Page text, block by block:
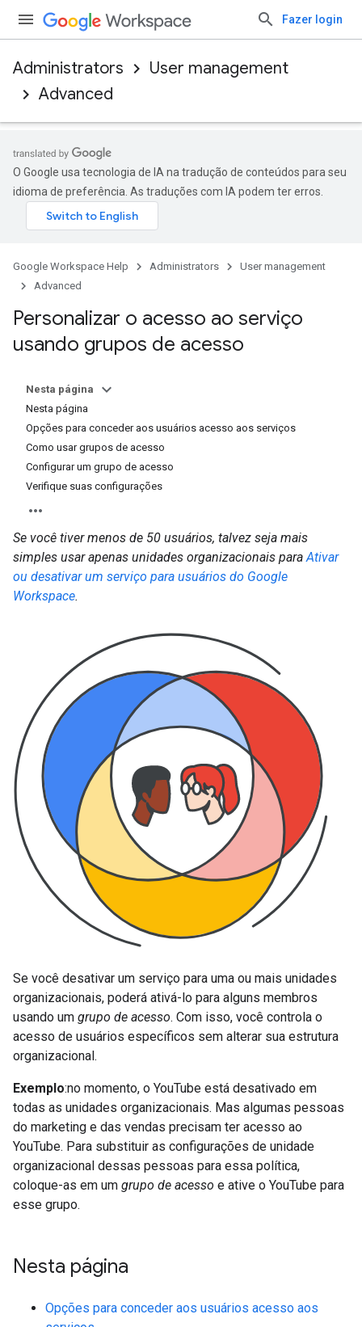
Fazer login
Administrators
User management
Advanced
O Google usa tecnologia de IA na tradução de conteúdos para seu
idioma de preferência. As traduções com IA podem ter erros.
Google Workspace Help Administrators
User management
Advanced
Personalizar o acesso ao serviço
usando grupos de acesso
Nesta página
Nesta página
Opções para conceder aos usuários acesso aos serviços
Como usar grupos de acesso
Configurar um grupo de acesso
Verifique suas configurações
Se você tiver menos de 50 usuários, talvez seja mais
simples usar apenas unidades organizacionais paraAtivar
ou desativar um serviço para usuários do Google
Workspace.
Se você desativar um serviço para uma ou mais unidades
organizacionais, poderá ativá-lo para alguns membros
usando um grupo de acesso. Com isso, você controla o
acesso de usuários específicos sem alterar sua estrutura
organizacional.
Exemplo:no momento, o YouTube está desativado em
todas as unidades organizacionais. Mas algumas pessoas
do marketing e das vendas precisam ter acesso ao
YouTube. Para substituir as configurações de unidade
organizacional dessas pessoas para essa política,
coloque-as em um grupo de acesso e ative o YouTube para
esse grupo.
Nesta página
Opções para conceder aos usuários acesso aos